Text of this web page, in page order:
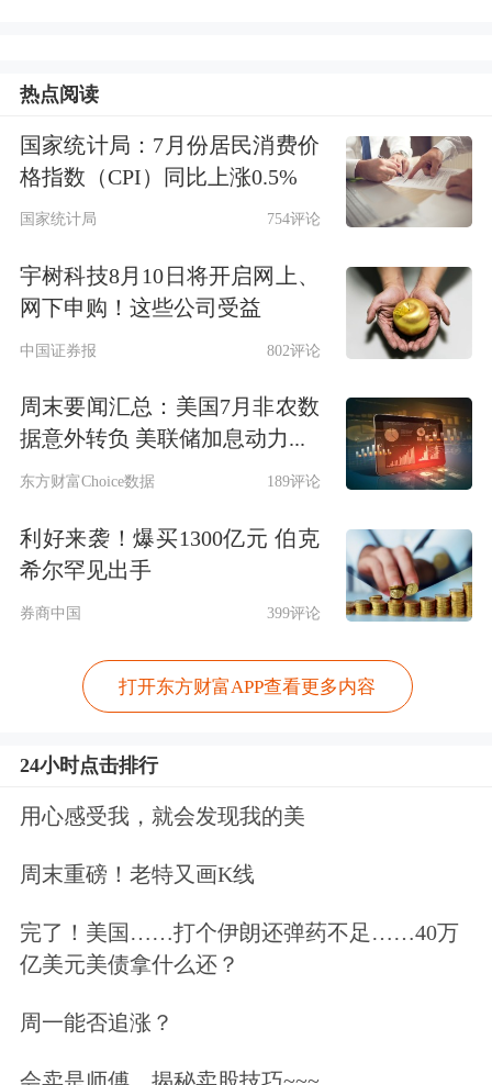
回年内高位，使得钢材成本显著抬升。
供应迎来回升
不过，近期黑色金属价格集体上行的逻
辑主要是乐观情绪驱动，产业端配合有
限，其持续性存疑。具体来看，螺纹钢
供需两端均在回升，建筑钢厂有所提
产，产量也已升至相对高位，且库存偏
高，供应压力在增加。截至10月31日当
吨，较9月末增5.57万吨，其间最低虽
降至201.16万吨，但近两周持续回升并
纹钢产量回升主要得益于长流程钢厂增
近两周累计增加8.35万吨，在铁水下降
的局面下，螺纹钢产量回升多为钢厂转
产所致，但在低利润、弱需求的局面
厂生产相对平稳，产量延续高位运行，
3.70万吨。考虑到短流程钢厂盈利状况
热点阅读
国家统计局：7月份居民消费价
格指数（CPI）同比上涨0.5%
国家统计局 754评论
宇树科技8月10日将开启网上、
网下申购！这些公司受益
中国证券报 802评论
周末要闻汇总：美国7月非农数
据意外转负 美联储加息动力...
东方财富Choice数据 189评论
利好来袭！爆买1300亿元 伯克
希尔罕见出手
券商中国 399评论
打开东方财富APP查看更多内容
24小时点击排行
用心感受我，就会发现我的美
周末重磅！老特又画K线
完了！美国……打个伊朗还弹药不足……40万
亿美元美债拿什么还？
周一能否追涨？